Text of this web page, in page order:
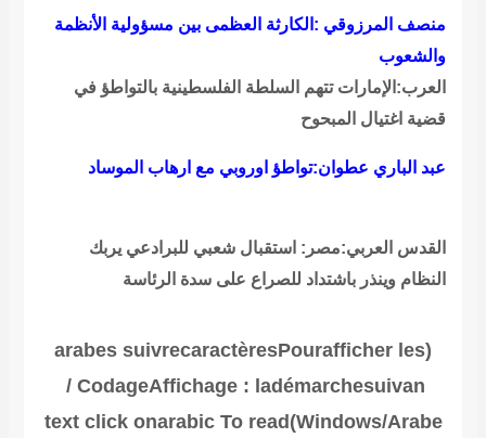
منصف المرزوقي :الكارثة العظمى بين مسؤولية الأنظمة
والشعوب
العرب:الإمارات تتهم السلطة الفلسطينية بالتواطؤ في
قضية اغتيال المبحوح
عبد الباري عطوان:تواطؤ اوروبي مع ارهاب الموساد
القدس العربي:مصر: استقبال شعبي للبرادعي يربك
النظام وينذر باشتداد للصراع على سدة الرئاسة
(
Pourafficher les
caractères
arabes suivre
ladémarchesuivan
:
Affichage
/ Codage
/Arabe
Windows
)
To read
arabic
text click on